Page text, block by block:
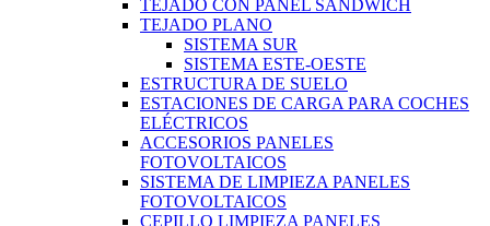
TEJADO CON PANEL SANDWICH
TEJADO PLANO
SISTEMA SUR
SISTEMA ESTE-OESTE
ESTRUCTURA DE SUELO
ESTACIONES DE CARGA PARA COCHES
ELÉCTRICOS
ACCESORIOS PANELES
FOTOVOLTAICOS
SISTEMA DE LIMPIEZA PANELES
FOTOVOLTAICOS
CEPILLO LIMPIEZA PANELES